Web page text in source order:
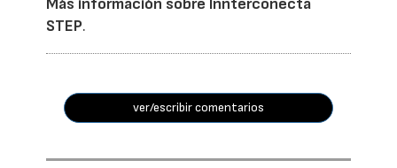
Más información sobre Innterconecta
STEP.
ver/escribir comentarios